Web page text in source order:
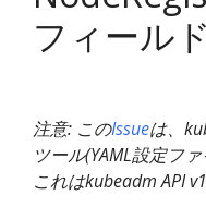
フィール
注意: このIssueは、
ツール(YAML設定フ
これはkubeadm API